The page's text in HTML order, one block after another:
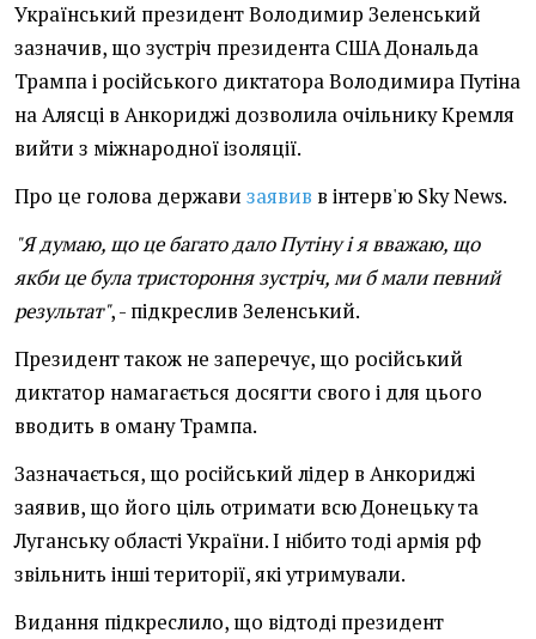
Український президент Володимир Зеленський
зазначив, що зустріч президента США Дональда
Трампа і російського диктатора Володимира Путіна
на Алясці в Анкориджі дозволила очільнику Кремля
вийти з міжнародної ізоляції.
Про це голова держави заявив в інтерв'ю Sky News.
"Я думаю, що це багато дало Путіну і я вважаю, що
якби це була тристороння зустріч, ми б мали певний
результат", - підкреслив Зеленський.
Президент також не заперечує, що російський
диктатор намагається досягти свого і для цього
вводить в оману Трампа.
Зазначається, що російський лідер в Анкориджі
заявив, що його ціль отримати всю Донецьку та
Луганську області України. І нібито тоді армія рф
звільнить інші території, які утримували.
Видання підкреслило, що відтоді президент